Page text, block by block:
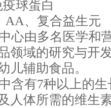
球蛋白
、复合益生元
心由多名医学和
领域的研究与开
儿辅助食品。
含有7种以上的
人体所需的维生